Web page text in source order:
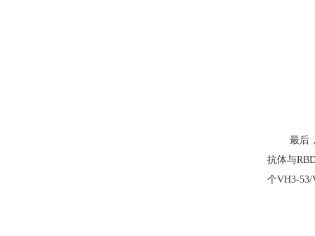
最后
抗体与
个VH3-53/